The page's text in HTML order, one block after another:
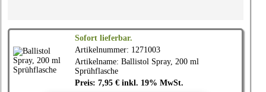
Sofort lieferbar.
Artikelnummer: 1271003
Artikelname: Ballistol Spray, 200 ml
Sprühflasche
Preis: 7,95 € inkl. 19% MwSt.